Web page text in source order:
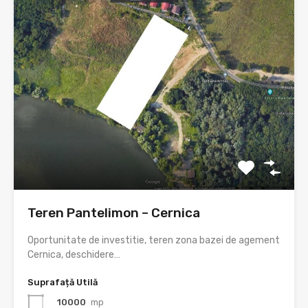
Teren Pantelimon – Cernica
Oportunitate de investitie, teren zona bazei de agement
Cernica, deschidere…
Suprafață Utilă
10000 mp